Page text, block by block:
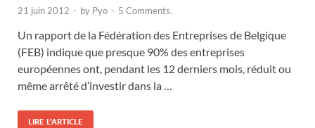
21 juin 2012 - by Pyo - 5 Comments.
Un rapport de la Fédération des Entreprises de Belgique
(FEB) indique que presque 90% des entreprises
européennes ont, pendant les 12 derniers mois, réduit ou
même arrêté d’investir dans la …
LIRE L'ARTICLE